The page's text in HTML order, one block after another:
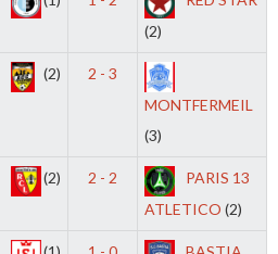
(2)
(2)
2 - 3
MONTFERMEIL
(3)
(2) 2 - 2
PARIS 13
ATLETICO (2)